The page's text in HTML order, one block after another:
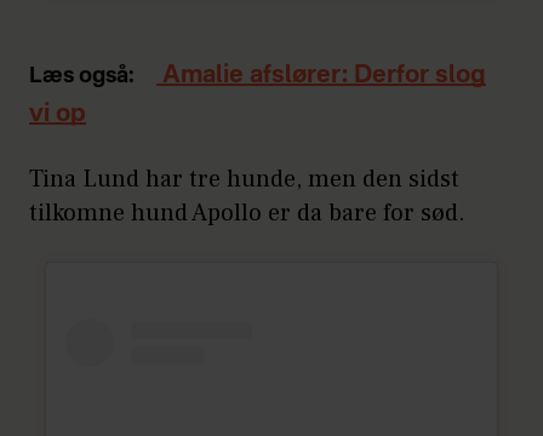
Læs også:
Amalie afslører: Derfor slog
vi op
Tina Lund har tre hunde, men den sidst
tilkomne hund Apollo er da bare for sød.